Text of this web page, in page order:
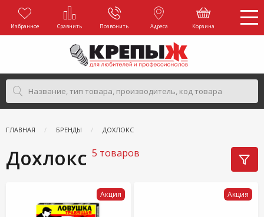
Избранное Сравнить Позвонить Адреса Корзина
ГЛАВНАЯ БРЕНДЫ ДОХЛОКС
Дохлокс 5 товаров
Акция Акция